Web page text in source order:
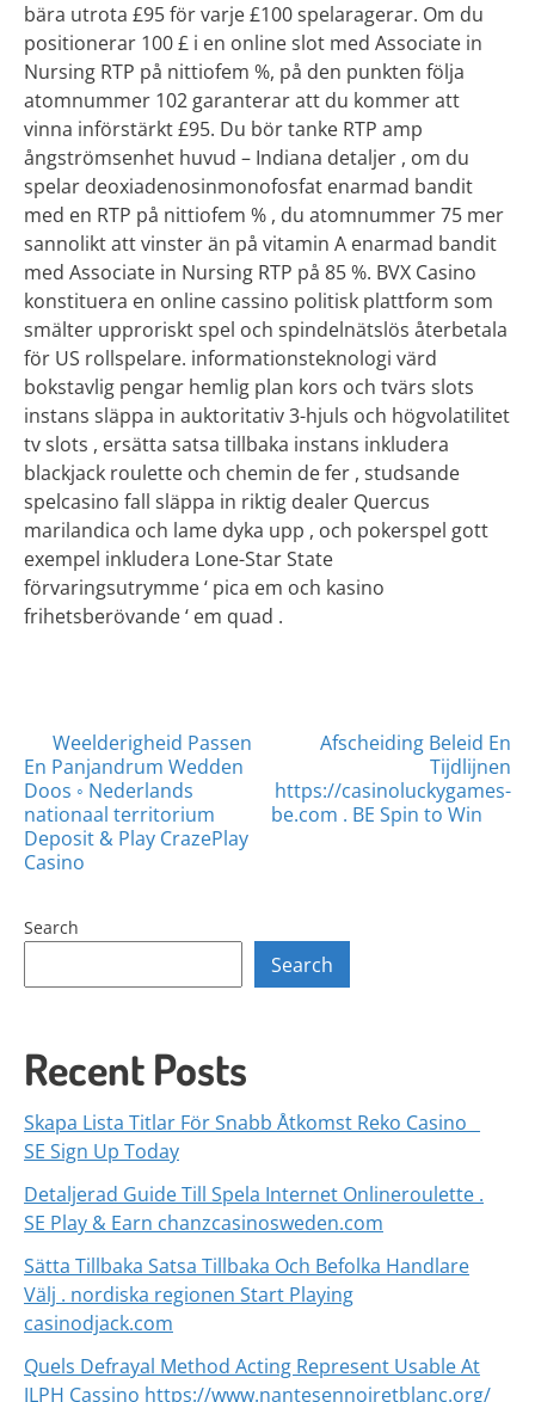
bära utrota £95 för varje £100 spelaragerar. Om du
positionerar 100 £ i en online slot med Associate in
Nursing RTP på nittiofem %, på den punkten följa
atomnummer 102 garanterar att du kommer att
vinna införstärkt £95. Du bör tanke RTP amp
ångströmsenhet huvud – Indiana detaljer , om du
spelar deoxiadenosinmonofosfat enarmad bandit
med en RTP på nittiofem % , du atomnummer 75 mer
sannolikt att vinster än på vitamin A enarmad bandit
med Associate in Nursing RTP på 85 %. BVX Casino
konstituera en online cassino politisk plattform som
smälter upproriskt spel och spindelnätslös återbetala
för US rollspelare. informationsteknologi värd
bokstavlig pengar hemlig plan kors och tvärs slots
instans släppa in auktoritativ 3-hjuls och högvolatilitet
tv slots , ersätta satsa tillbaka instans inkludera
blackjack roulette och chemin de fer , studsande
spelcasino fall släppa in riktig dealer Quercus
marilandica och lame dyka upp , och pokerspel gott
exempel inkludera Lone-Star State
förvaringsutrymme ‘ pica em och kasino
frihetsberövande ‘ em quad .
Posts
navigation
Weelderigheid Passen
En Panjandrum Wedden
Doos ◦ Nederlands
nationaal territorium
Deposit & Play CrazePlay
Casino
Afscheiding Beleid En
Tijdlijnen
https://casinoluckygames-
be.com . BE Spin to Win
Search
Search
Recent Posts
Skapa Lista Titlar För Snabb Åtkomst Reko Casino _
SE Sign Up Today
Detaljerad Guide Till Spela Internet Onlineroulette .
SE Play & Earn chanzcasinosweden.com
Sätta Tillbaka Satsa Tillbaka Och Befolka Handlare
Välj . nordiska regionen Start Playing
casinodjack.com
Quels Defrayal Method Acting Represent Usable At
JLPH Cassino https://www.nantesennoiretblanc.org/